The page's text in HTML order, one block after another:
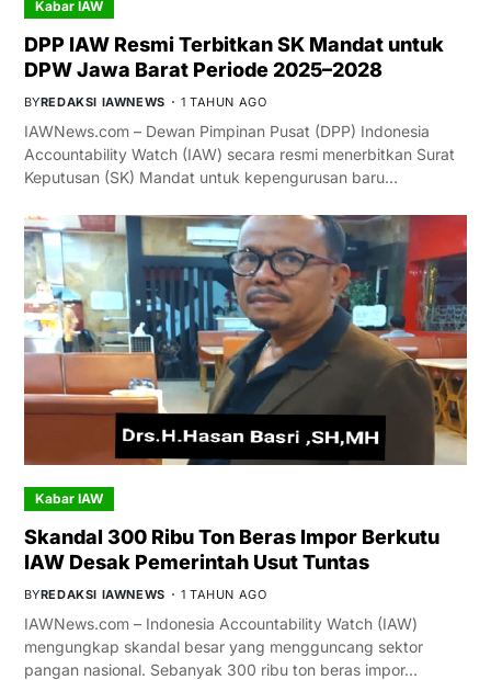
Kabar IAW
DPP IAW Resmi Terbitkan SK Mandat untuk
DPW Jawa Barat Periode 2025–2028
BYREDAKSI IAWNEWS 1 TAHUN AGO
IAWNews.com – Dewan Pimpinan Pusat (DPP) Indonesia
Accountability Watch (IAW) secara resmi menerbitkan Surat
Keputusan (SK) Mandat untuk kepengurusan baru…
Kabar IAW
Skandal 300 Ribu Ton Beras Impor Berkutu
IAW Desak Pemerintah Usut Tuntas
BYREDAKSI IAWNEWS 1 TAHUN AGO
IAWNews.com – Indonesia Accountability Watch (IAW)
mengungkap skandal besar yang mengguncang sektor
pangan nasional. Sebanyak 300 ribu ton beras impor…